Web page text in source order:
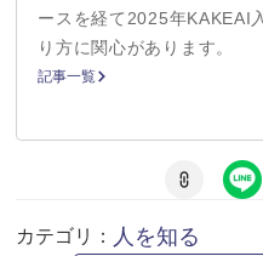
ースを経て2025年KAKEAI
り方に関心があります。
記事一覧
カテゴリ： 人を知る